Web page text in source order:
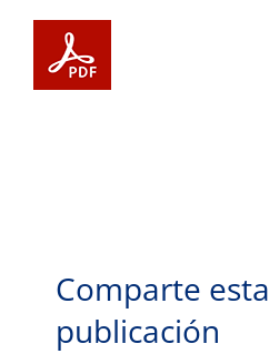
Comparte esta
publicación